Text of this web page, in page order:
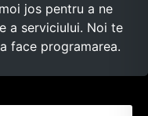
jos pentru a ne
a serviciului. Noi te
face programarea.